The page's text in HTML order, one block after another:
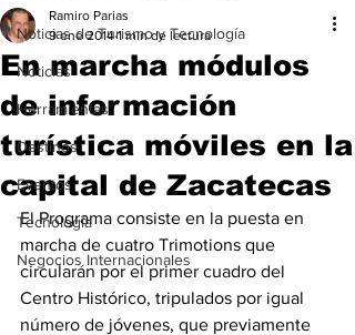
Noticias de Turismo y Tecnología
Noticias
Herramientas
Destinos
Eventos
Tecnología
Negocios Internacionales
En marcha módulos
de información
turística móviles en la
capital de Zacatecas
Ramiro Parias
9 ene 2014 1 min de lectura
El Programa consiste en la puesta en
marcha de cuatro Trimotions que
circularán por el primer cuadro del
Centro Histórico, tripulados por igual
número de jóvenes, que previamente